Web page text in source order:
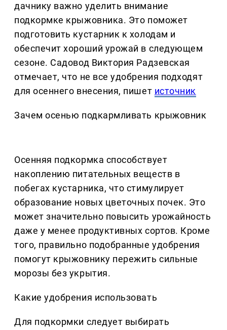
дачнику важно уделить внимание
подкормке крыжовника. Это поможет
подготовить кустарник к холодам и
обеспечит хороший урожай в следующем
сезоне. Садовод Виктория Радзевская
отмечает, что не все удобрения подходят
для осеннего внесения, пишет источник
Зачем осенью подкармливать крыжовник
Осенняя подкормка способствует
накоплению питательных веществ в
побегах кустарника, что стимулирует
образование новых цветочных почек. Это
может значительно повысить урожайность
даже у менее продуктивных сортов. Кроме
того, правильно подобранные удобрения
помогут крыжовнику пережить сильные
морозы без укрытия.
Какие удобрения использовать
Для подкормки следует выбирать